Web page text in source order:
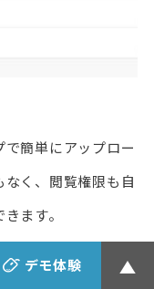
デモ体験
簡単にアップロー
く、閲覧権限も自
ます。
VIEW MORE